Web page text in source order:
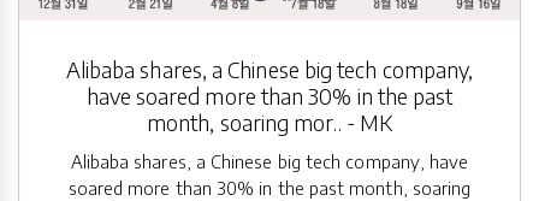
Alibaba shares, a Chinese big tech company,
have soared more than 30% in the past
month, soaring mor.. - MK
Alibaba shares, a Chinese big tech company, have
soared more than 30% in the past month, soaring